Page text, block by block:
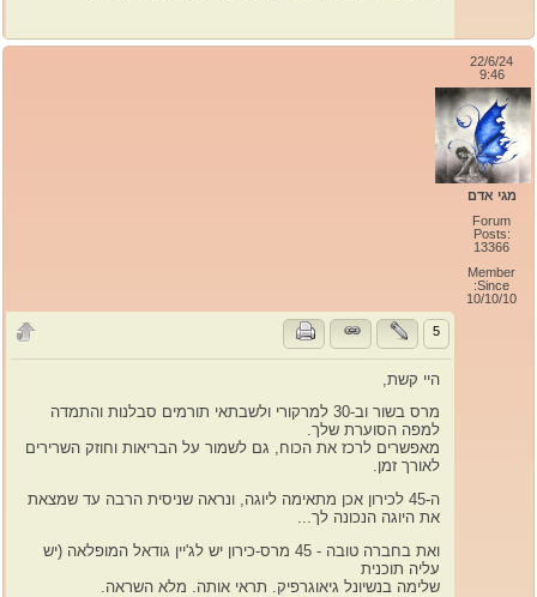
22/6/24
9:46
מגי אדם
Forum
Posts:
13366
Member
Since:
10/10/10
5
היי קשת,
מרס בשור וב-30 למרקורי ולשבתאי תורמים סבלנות והתמדה
למפה הסוערת שלך.
מאפשרים לרכז את הכוח, גם לשמור על הבריאות וחוזק השרירים
לאורך זמן.
ה-45 לכירון אכן מתאימה ליוגה, ונראה שניסית הרבה עד שמצאת
את היוגה הנכונה לך...
ואת בחברה טובה - 45 מרס-כירון יש לג'יין גודאל המופלאה (יש
עליה תוכנית
שלימה בנשיונל גיאוגרפיק. תראי אותה. מלא השראה.